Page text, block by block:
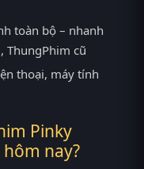
toàn bộ – nhanh
ThungPhim cũ
thoại, máy tính
Pinky
nay?